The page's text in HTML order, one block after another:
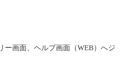
画面、ヘルプ画面（WEB）へジ